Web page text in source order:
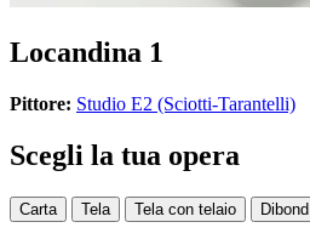
Locandina 1
Pittore: Studio E2 (Sciotti-Tarantelli)
Scegli la tua opera
Carta Tela Tela con telaio Dibond